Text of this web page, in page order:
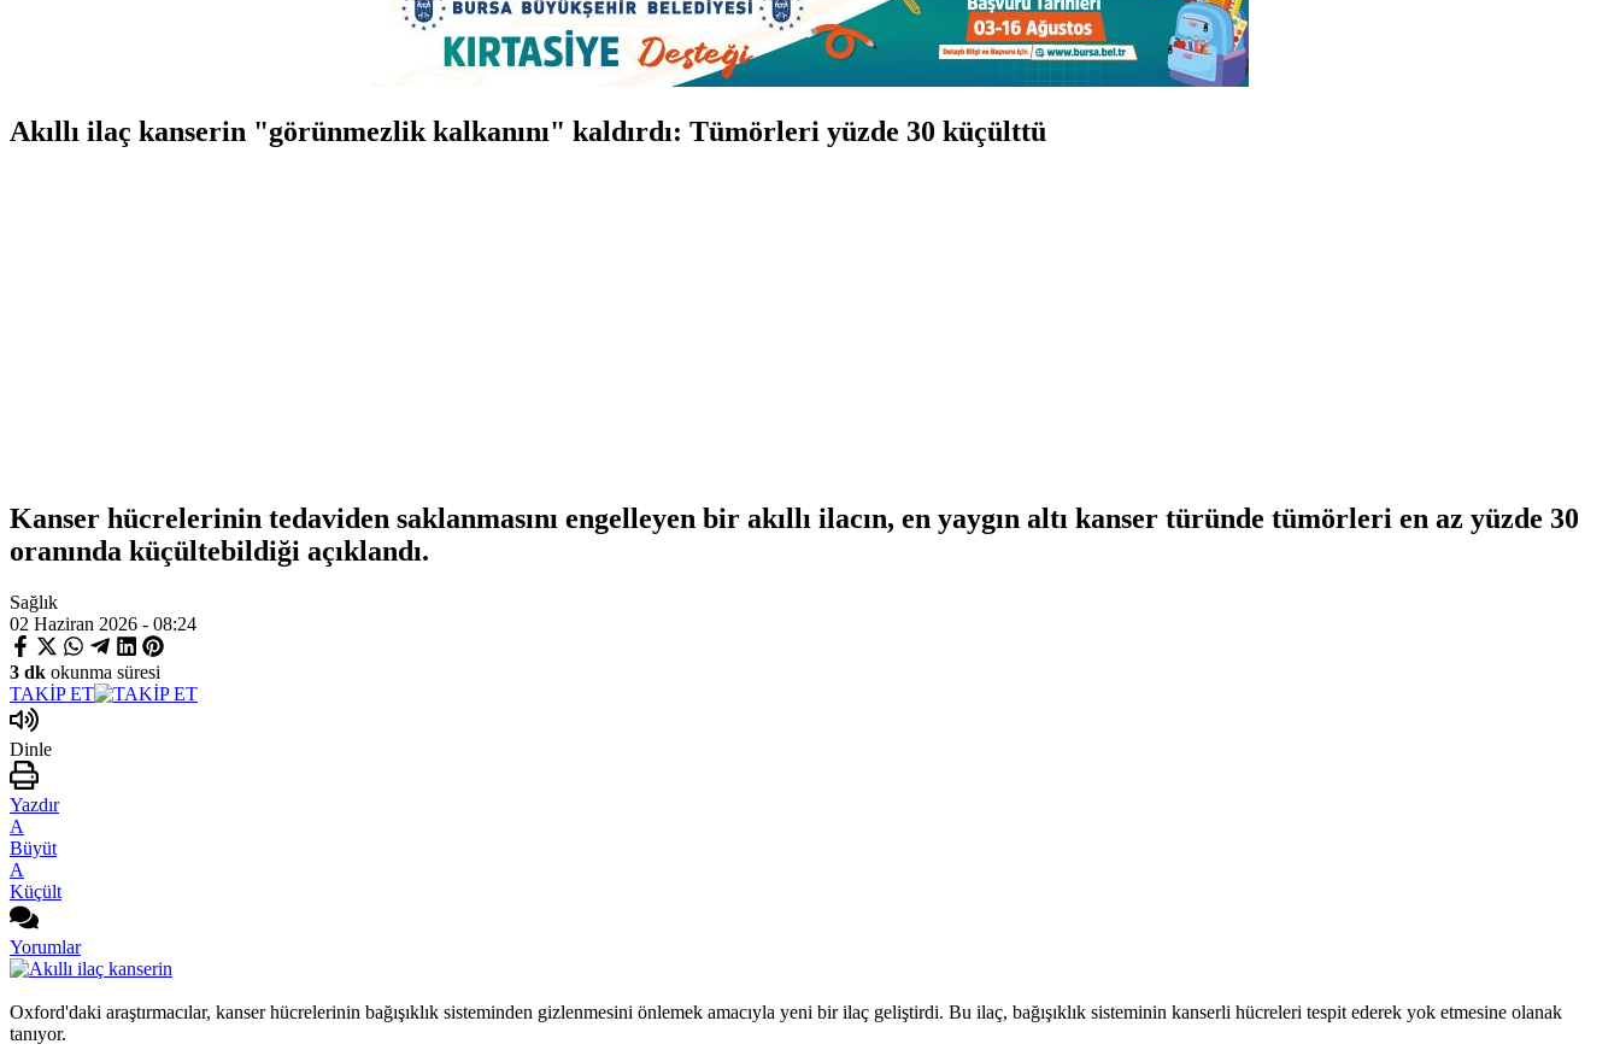
Akıllı ilaç kanserin "görünmezlik kalkanını" kaldırdı: Tümörleri yüzde 30 küçülttü
Kanser hücrelerinin tedaviden saklanmasını engelleyen bir akıllı ilacın, en yaygın altı kanser türünde tümörleri en az yüzde 30
oranında küçültebildiği açıklandı.
Sağlık
02 Haziran 2026 - 08:24
3 dk okunma süresi
TAKİP ET
Dinle
Yazdır
A
Büyüt
A
Küçült
Yorumlar
Oxford'daki araştırmacılar, kanser hücrelerinin bağışıklık sisteminden gizlenmesini önlemek amacıyla yeni bir ilaç geliştirdi. Bu ilaç, bağışıklık sisteminin kanserli hücreleri tespit ederek yok etmesine olanak
tanıyor.